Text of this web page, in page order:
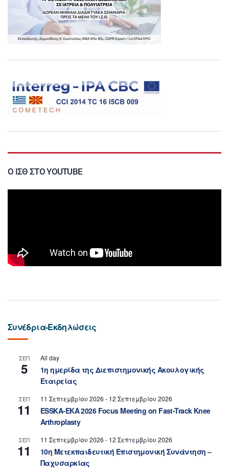
Ο ΙΣΘ ΣΤΟ YOUTUBE
Συνέδρια-Εκδηλώσεις
ΣΕΠ
5
All day
1η ημερίδα της Διεπιστημονικής Ακουλογικής
Εταιρείας
ΣΕΠ
11
11 Σεπτεμβρίου 2026 - 12 Σεπτεμβρίου 2026
ESSKA-EKA 2026 Focus Meeting on Fast-Track Knee
Arthroplasty
ΣΕΠ
11
11 Σεπτεμβρίου 2026 - 12 Σεπτεμβρίου 2026
10η Μετεκπαιδευτική Επιστημονική Συνάντηση –
Παχυσαρκίας